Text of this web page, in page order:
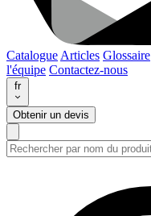
Catalogue Articles Glossaire
l'équipe Contactez-nous
fr
Obtenir un devis